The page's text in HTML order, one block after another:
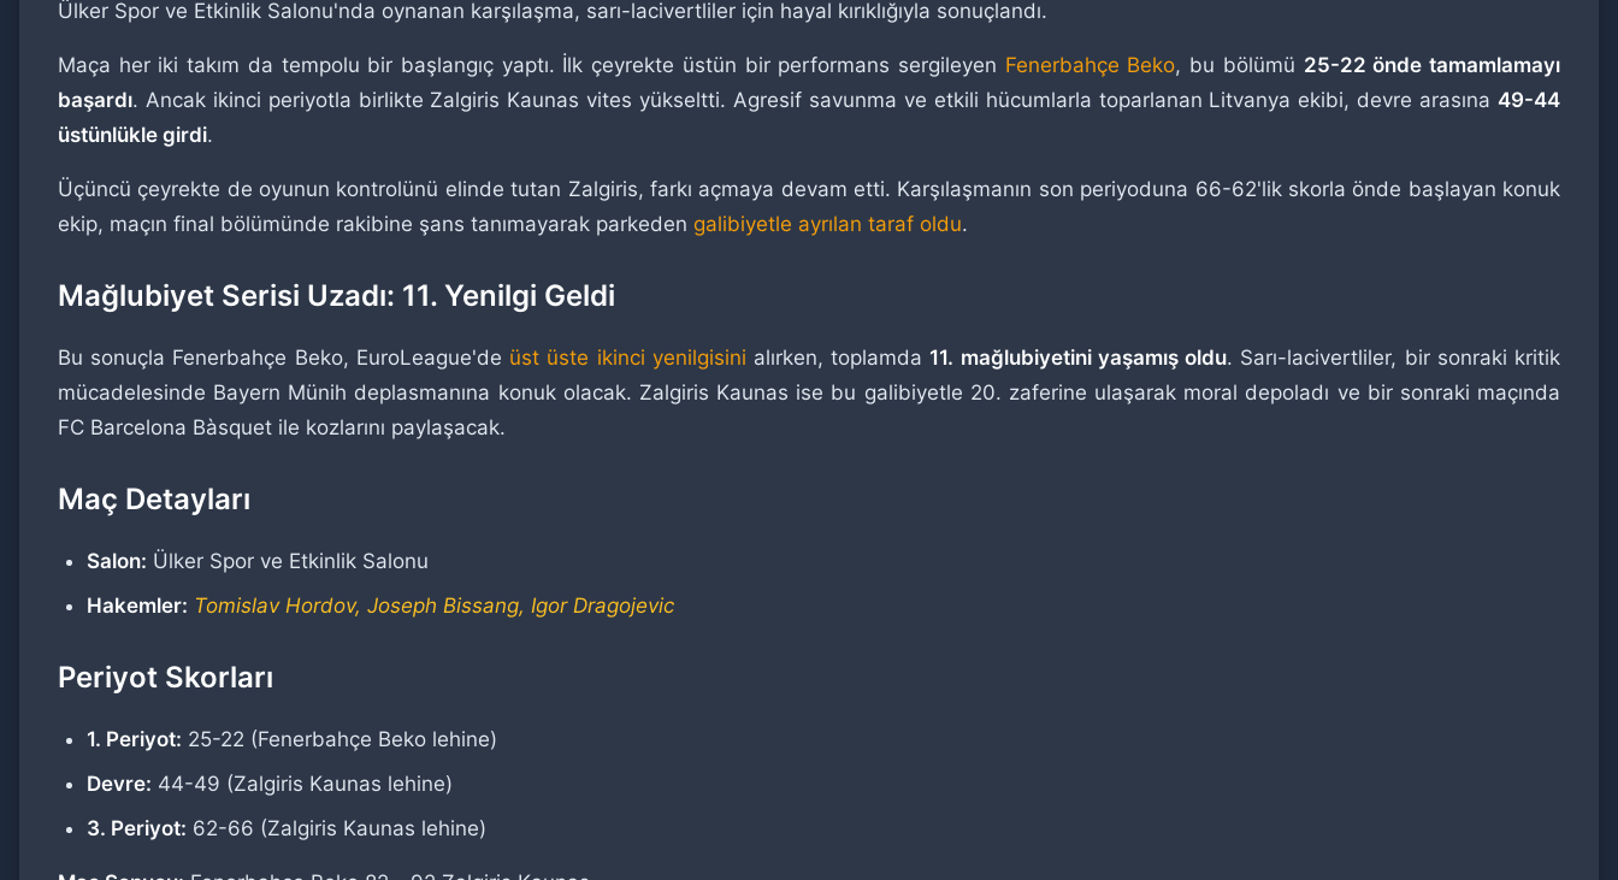
Ülker Spor ve Etkinlik Salonu'nda oynanan karşılaşma, sarı-lacivertliler için hayal kırıklığıyla sonuçlandı.
Maça her iki takım da tempolu bir başlangıç yaptı. İlk çeyrekte üstün bir performans sergileyen Fenerbahçe Beko, bu bölümü 25-22 önde tamamlamayı
başardı. Ancak ikinci periyotla birlikte Zalgiris Kaunas vites yükseltti. Agresif savunma ve etkili hücumlarla toparlanan Litvanya ekibi, devre arasına 49-44
üstünlükle girdi.
Üçüncü çeyrekte de oyunun kontrolünü elinde tutan Zalgiris, farkı açmaya devam etti. Karşılaşmanın son periyoduna 66-62'lik skorla önde başlayan konuk
ekip, maçın final bölümünde rakibine şans tanımayarak parkeden galibiyetle ayrılan taraf oldu.
Mağlubiyet Serisi Uzadı: 11. Yenilgi Geldi
Bu sonuçla Fenerbahçe Beko, EuroLeague'de üst üste ikinci yenilgisini alırken, toplamda 11. mağlubiyetini yaşamış oldu. Sarı-lacivertliler, bir sonraki kritik
mücadelesinde Bayern Münih deplasmanına konuk olacak. Zalgiris Kaunas ise bu galibiyetle 20. zaferine ulaşarak moral depoladı ve bir sonraki maçında
FC Barcelona Bàsquet ile kozlarını paylaşacak.
Maç Detayları
Salon: Ülker Spor ve Etkinlik Salonu
Hakemler: Tomislav Hordov, Joseph Bissang, Igor Dragojevic
Periyot Skorları
1. Periyot: 25-22 (Fenerbahçe Beko lehine)
Devre: 44-49 (Zalgiris Kaunas lehine)
3. Periyot: 62-66 (Zalgiris Kaunas lehine)